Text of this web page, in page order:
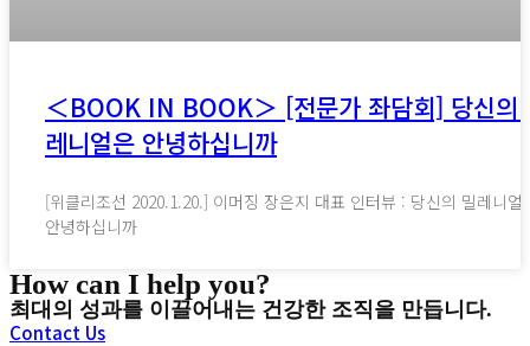
＜BOOK IN BOOK＞ [전문가 좌담회] 당신의
레니얼은 안녕하십니까
[위클리조선 2020.1.20.] 이머징 장은지 대표 인터뷰 : 당신의 밀레니얼
안녕하십니까
How can I help you?
최대의 성과를 이끌어내는 건강한 조직을 만듭니다.
Contact Us